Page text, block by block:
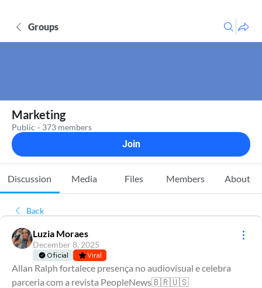
Groups
Marketing
Public · 373 members
Join
Discussion Media Files Members About
Back
Luzia Moraes
December 8, 2025
Oficial Viral
Allan Ralph fortalece presença no audiovisual e celebra
parceria com a revista PeopleNews🇧🇷🇺🇸